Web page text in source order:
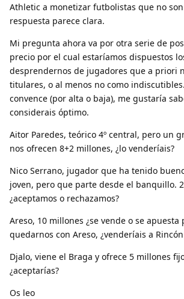
Athletic a monetizar futbolistas que no son
respuesta parece clara.
Mi pregunta ahora va por otra serie de
precio por el cual estaríamos dispuestos
desprendernos de jugadores que a priori
titulares, o al menos no como
convence (por alta o baja), me gustaría
considerais óptimo.
Aitor Paredes, teórico 4º central, pero un
nos ofrecen 8+2 millones, ¿lo venderíais?
Nico Serrano, jugador que ha tenido
joven, pero que parte desde el banquillo.
¿aceptamos o rechazamos?
Areso, 10 millones ¿se vende o se apuesta
quedarnos con Areso, ¿venderíais a
Djalo, viene el Braga y ofrece 5 millones
¿aceptarías?
Os leo